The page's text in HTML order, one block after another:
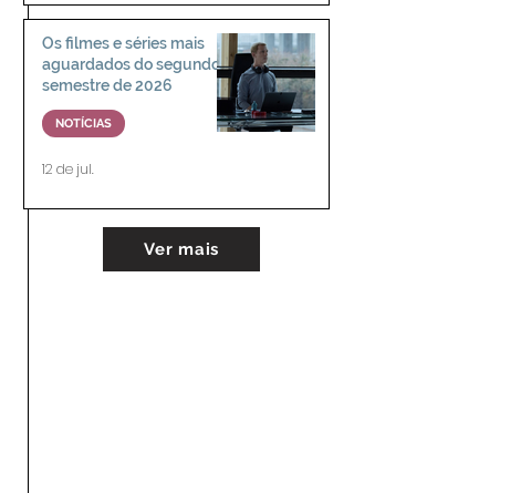
Os filmes e séries mais
aguardados do segundo
semestre de 2026
NOTÍCIAS
12 de jul.
Ver mais